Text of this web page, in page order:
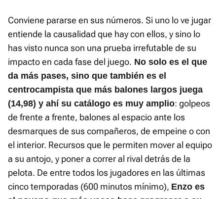
Conviene pararse en sus números. Si uno lo ve jugar
entiende la causalidad que hay con ellos, y sino lo
has visto nunca son una prueba irrefutable de su
impacto en cada fase del juego. No solo es el que
da más pases, sino que también es el
centrocampista que más balones largos juega
(14,98) y ahí su catálogo es muy amplio: golpeos
de frente a frente, balones al espacio ante los
desmarques de sus compañeros, de empeine o con
el interior. Recursos que le permiten mover al equipo
a su antojo, y poner a correr al rival detrás de la
pelota. De entre todos los jugadores en las últimas
cinco temporadas (600 minutos mínimo), Enzo es